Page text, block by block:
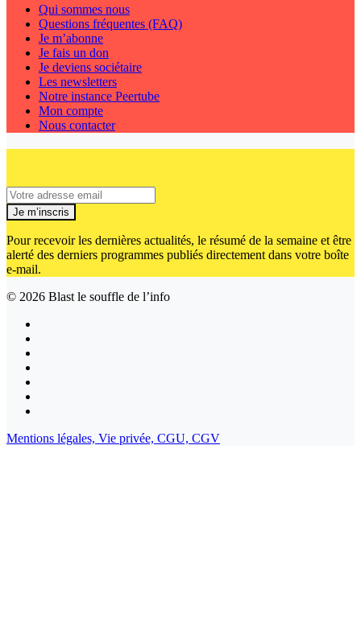
Qui sommes nous
Questions fréquentes (FAQ)
Je m’abonne
Je fais un don
Je deviens sociétaire
Les newsletters
Notre instance Peertube
Mon compte
Nous contacter
Je m’inscris
Pour recevoir les dernières actualités, le résumé de la semaine et être
alerté des derniers programmes publiés directement dans votre boîte
e-mail.
© 2026 Blast le souffle de l’info
Mentions légales, Vie privée, CGU, CGV